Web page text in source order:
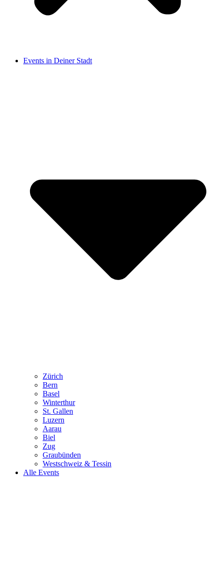
Events in Deiner Stadt
Zürich
Bern
Basel
Winterthur
St. Gallen
Luzern
Aarau
Biel
Zug
Graubünden
Westschweiz & Tessin
Alle Events